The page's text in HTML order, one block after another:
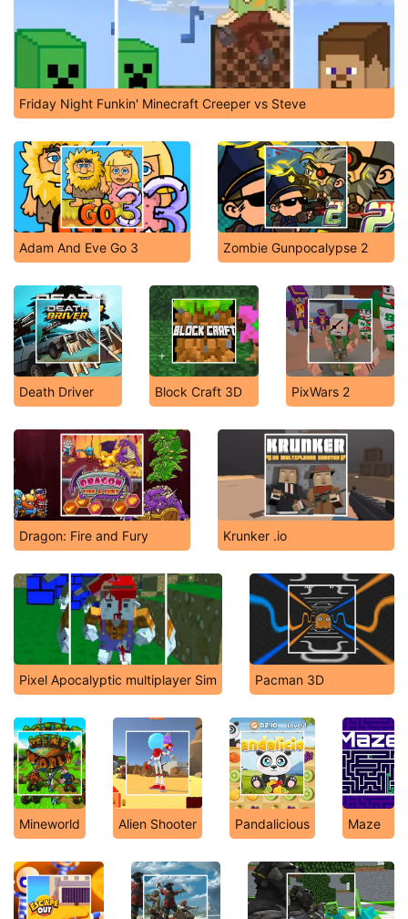
Friday Night Funkin' Minecraft Creeper vs Steve
Adam And Eve Go 3 Zombie Gunpocalypse 2
Death Driver Block Craft 3D PixWars 2
Dragon: Fire and Fury Krunker .io
Pixel Apocalyptic multiplayer Sim Pacman 3D
Mineworld Alien Shooter Pandalicious Maze